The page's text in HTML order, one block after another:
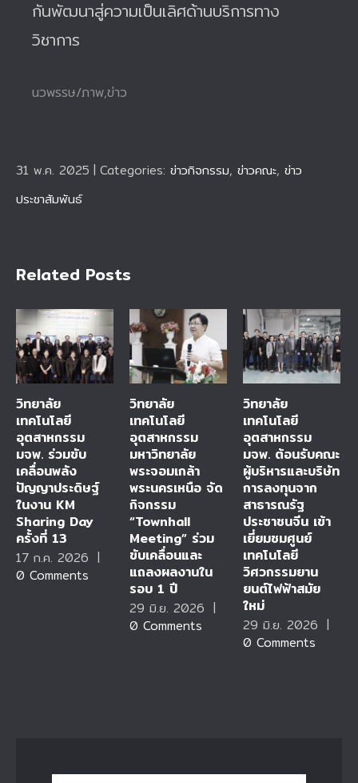
กันพัฒนาสู่ความเป็นเลิศด้านบริการทาง
วิชาการ
นวพรรษ/ภาพ,ข่าว
31 พ.ค. 2025 | Categories: ข่าวกิจกรรม, ข่าวคณะ, ข่าว
ประชาสัมพันธ์
Related Posts
วิทยาลัย
เทคโนโลยี
อุตสาหกรรม
มจพ. ร่วมขับ
เคลื่อนพลัง
ปัญญาประดิษฐ์
ในงาน KM
Sharing Day
ครั้งที่ 13
17 ก.ค. 2026 |
0 Comments
วิทยาลัย
เทคโนโลยี
อุตสาหกรรม
มหาวิทยาลัย
พระจอมเกล้า
พระนครเหนือ จัด
กิจกรรม
“Townhall
Meeting” ร่วม
ขับเคลื่อนและ
แถลงผลงานใน
รอบ 1 ปี
29 มิ.ย. 2026 |
0 Comments
วิทยาลัย
เทคโนโลยี
อุตสาหกรรม
มจพ. ต้อนรับคณะ
ผู้บริหารและบริษัท
การลงทุนจาก
สาธารณรัฐ
ประชาชนจีน เข้า
เยี่ยมชมศูนย์
เทคโนโลยี
วิศวกรรมยาน
ยนต์ไฟฟ้าสมัย
ใหม่
29 มิ.ย. 2026 |
0 Comments